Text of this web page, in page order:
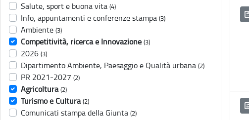
Salute, sport e buona vita (4)
Info, appuntamenti e conferenze stampa (3)
Ambiente (3)
Competitività, ricerca e Innovazione (3)
2026 (3)
Dipartimento Ambiente, Paesaggio e Qualità urbana (2)
PR 2021-2027 (2)
Agricoltura (2)
Turismo e Cultura (2)
Comunicati stampa della Giunta (2)